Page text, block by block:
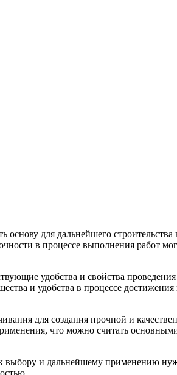
для дальнейшего строительства
в процессе выполнения работ
удобства и свойства
и удобства в процессе
для создания прочной и
что можно считать
выбору и дальнейшему применению